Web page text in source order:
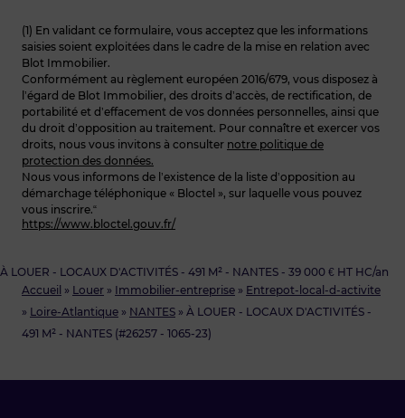
Accueil » Louer » Immobilier-entreprise » Entrepot-local-d-activite
» Loire-Atlantique » NANTES » À LOUER - LOCAUX D'ACTIVITÉS -
491 M² - NANTES (#26257 - 1065-23)
À LOUER - LOCAUX D'ACTIVITÉS - 491 M² - NANTES - 39 000 € HT HC/an
(1) En validant ce formulaire, vous acceptez que les informations
saisies soient exploitées dans le cadre de la mise en relation avec
Blot Immobilier.
Conformément au règlement européen 2016/679, vous disposez à
l’égard de Blot Immobilier, des droits d’accès, de rectification, de
portabilité et d’effacement de vos données personnelles, ainsi que
du droit d’opposition au traitement. Pour connaître et exercer vos
droits, nous vous invitons à consulter notre politique de
protection des données.
Nous vous informons de l’existence de la liste d’opposition au
démarchage téléphonique « Bloctel », sur laquelle vous pouvez
vous inscrire.“
https://www.bloctel.gouv.fr/